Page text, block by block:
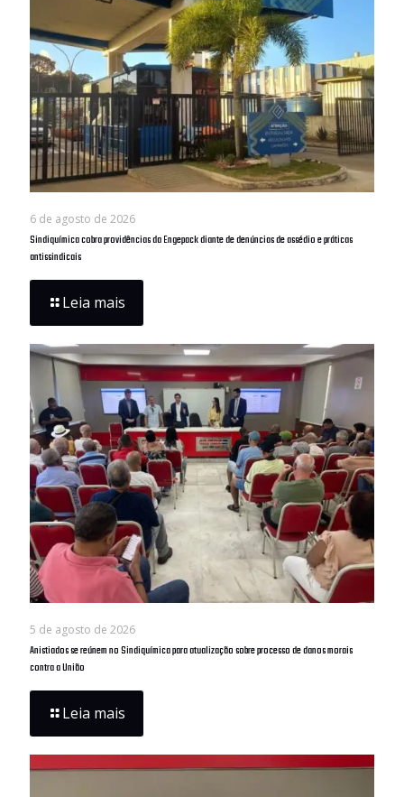
6 de agosto de 2026
Sindiquímica cobra providências da Engepack diante de denúncias de assédio e práticas
antissindicais
Leia mais
5 de agosto de 2026
Anistiados se reúnem no Sindiquímica para atualização sobre processo de danos morais
contra a União
Leia mais